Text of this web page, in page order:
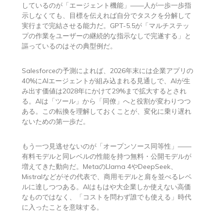
しているのが「エージェント機能」——人が一歩一歩指
示しなくても、目標を伝えれば自分でタスクを分解して
実行まで完結させる能力だ。GPT-5.5が「マルチステッ
プの作業をユーザーの継続的な指示なしで完遂する」と
謳っているのはその典型例だ。
Salesforceの予測によれば、2026年末には企業アプリの
40%にAIエージェントが組み込まれる見通しで、AIが生
み出す価値は2028年にかけて29%まで拡大するとされ
る。AIは「ツール」から「同僚」へと役割が変わりつつ
ある。この転換を理解しておくことが、変化に乗り遅れ
ないための第一歩だ。
もう一つ見逃せないのが「オープンソース同等性」——
有料モデルと同レベルの性能を持つ無料・公開モデルが
増えてきた動向だ。MetaのLlama 4やDeepSeek、
Mistralなどがその代表で、商用モデルと肩を並べるレベ
ルに達しつつある。AIはもはや大企業しか使えない高価
なものではなく、「コストを問わず誰でも使える」時代
に入ったことを意味する。